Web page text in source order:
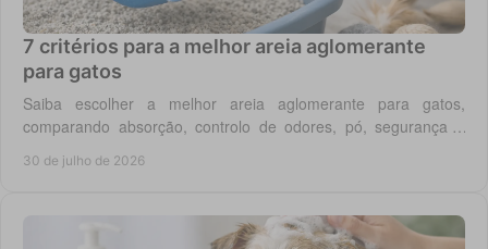
7 critérios para a melhor areia aglomerante
para gatos
Saiba escolher a melhor areia aglomerante para gatos,
comparando absorção, controlo de odores, pó, segurança e
30 de julho de 2026